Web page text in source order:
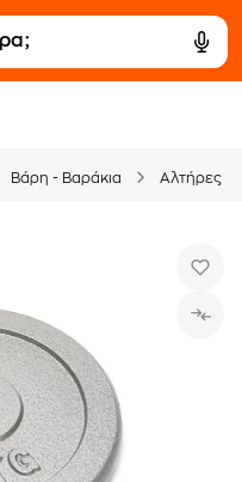
Βάρη - Βαράκια Αλτήρες